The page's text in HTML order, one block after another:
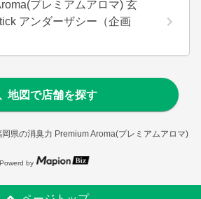
岡県の消臭力 Premium Aroma(プレミアムアロマ)
プレミアムアロマ) 玄
アンダーザシー（企画
地図で店舗を探す
Powerd by